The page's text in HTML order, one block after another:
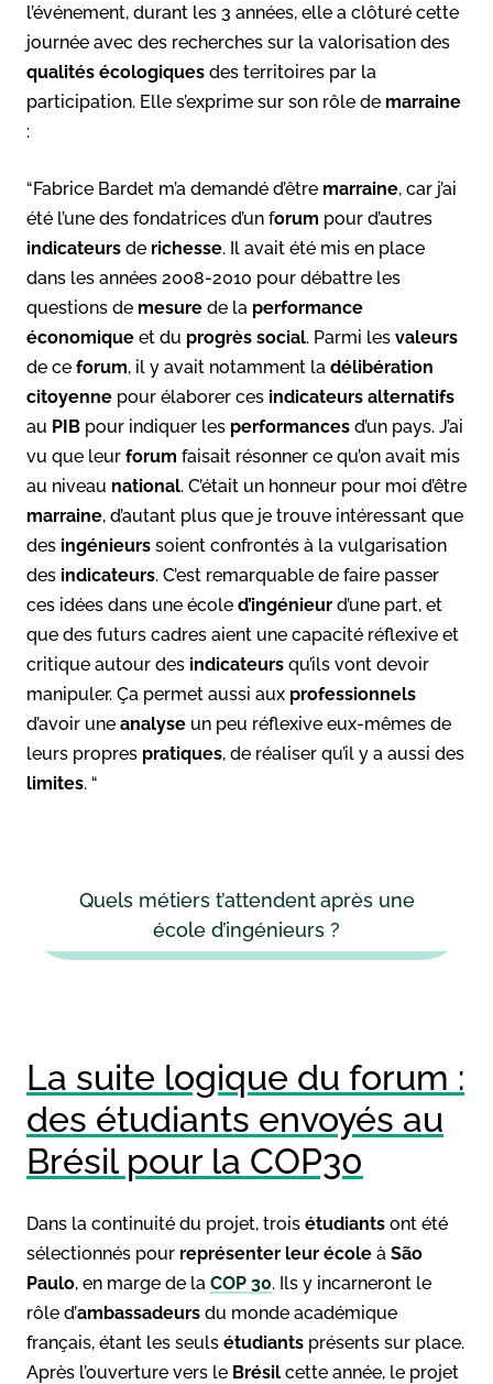
l’événement, durant les 3 années, elle a clôturé cette
journée avec des recherches sur la valorisation des
qualités écologiques des territoires par la
participation. Elle s’exprime sur son rôle de marraine
:
“Fabrice Bardet m’a demandé d’être marraine, car j’ai
été l’une des fondatrices d’un forum pour d’autres
indicateurs de richesse. Il avait été mis en place
dans les années 2008-2010 pour débattre les
questions de mesure de la performance
économique et du progrès social. Parmi les valeurs
de ce forum, il y avait notamment la délibération
citoyenne pour élaborer ces indicateurs alternatifs
au PIB pour indiquer les performances d’un pays. J’ai
vu que leur forum faisait résonner ce qu’on avait mis
au niveau national. C’était un honneur pour moi d’être
marraine, d’autant plus que je trouve intéressant que
des ingénieurs soient confrontés à la vulgarisation
des indicateurs. C’est remarquable de faire passer
ces idées dans une école d’ingénieur d’une part, et
que des futurs cadres aient une capacité réflexive et
critique autour des indicateurs qu’ils vont devoir
manipuler. Ça permet aussi aux professionnels
d’avoir une analyse un peu réflexive eux-mêmes de
leurs propres pratiques, de réaliser qu’il y a aussi des
limites. “
Quels métiers t’attendent après une
école d’ingénieurs ?
La suite logique du forum :
des étudiants envoyés au
Brésil pour la COP30
Dans la continuité du projet, trois étudiants ont été
sélectionnés pour représenter leur école à São
Paulo, en marge de la COP 30. Ils y incarneront le
rôle d’ambassadeurs du monde académique
français, étant les seuls étudiants présents sur place.
Après l’ouverture vers le Brésil cette année, le projet